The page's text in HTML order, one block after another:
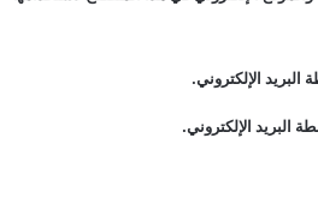
البريد الإلكتروني.
البريد الإلكتروني.